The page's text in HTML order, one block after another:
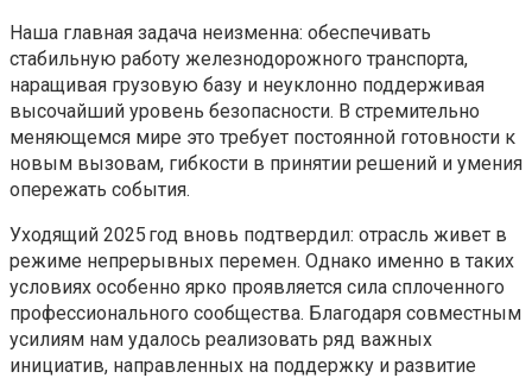
Наша главная задача неизменна: обеспечивать
стабильную работу железнодорожного транспорта,
наращивая грузовую базу и неуклонно поддерживая
высочайший уровень безопасности. В стремительно
меняющемся мире это требует постоянной готовности к
новым вызовам, гибкости в принятии решений и умения
опережать события.
Уходящий 2025 год вновь подтвердил: отрасль живет в
режиме непрерывных перемен. Однако именно в таких
условиях особенно ярко проявляется сила сплоченного
профессионального сообщества. Благодаря совместным
усилиям нам удалось реализовать ряд важных
инициатив, направленных на поддержку и развитие